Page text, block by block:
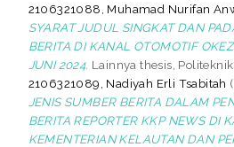
2106321088, Muhamad Nurifan
SYARAT JUDUL SINGKAT DAN
BERITA DI KANAL OTOMOTIF
JUNI 2024. Lainnya thesis,
2106321089, Nadiyah Erli Tsabitah
JENIS SUMBER BERITA DALAM
BERITA REPORTER KKP NEWS DI
KEMENTERIAN KELAUTAN DAN